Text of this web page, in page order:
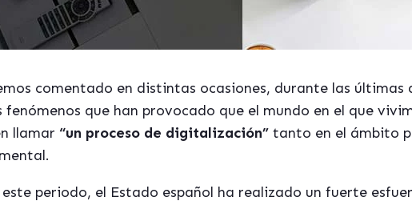
comentado en distintas ocasiones, durante las
que han provocado que el mundo en el que
llamar “un proceso de digitalización” tanto en el ámbito
periodo, el Estado español ha realizado un fuerte